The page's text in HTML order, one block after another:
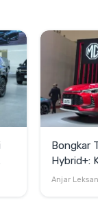
Bongkar
Hybrid+:
Tembus
Anjar